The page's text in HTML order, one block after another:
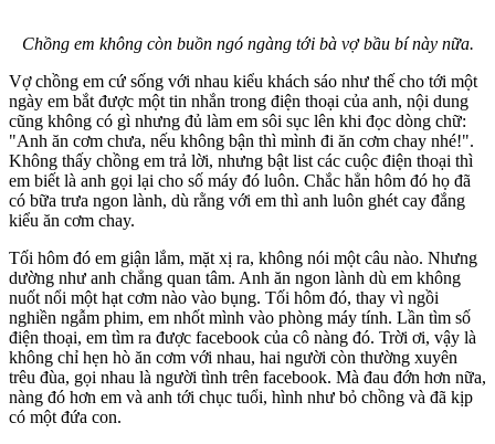
Chồng em không còn buồn ngó ngàng tới bà vợ bầu bí này nữa.
Vợ chồng em cứ sống với nhau kiểu khách sáo như thế cho tới một
ngày em bắt được một tin nhắn trong điện thoại của anh, nội dung
cũng không có gì nhưng đủ làm em sôi sục lên khi đọc dòng chữ:
"Anh ăn cơm chưa, nếu không bận thì mình đi ăn cơm chay nhé!".
Không thấy chồng em trả lời, nhưng bật list các cuộc điện thoại thì
em biết là anh gọi lại cho số máy đó luôn. Chắc hẳn hôm đó họ đã
có bữa trưa ngon lành, dù rằng với em thì anh luôn ghét cay đắng
kiểu ăn cơm chay.
Tối hôm đó em giận lắm, mặt xị ra, không nói một câu nào. Nhưng
dường như anh chẳng quan tâm. Anh ăn ngon lành dù em không
nuốt nổi một hạt cơm nào vào bụng. Tối hôm đó, thay vì ngồi
nghiền ngẫm phim, em nhốt mình vào phòng máy tính. Lần tìm số
điện thoại, em tìm ra được facebook của cô nàng đó. Trời ơi, vậy là
không chỉ hẹn hò ăn cơm với nhau, hai người còn thường xuyên
trêu đùa, gọi nhau là ngư‌ời tìn‌h trên facebook. Mà đau đớn hơn nữa,
nàng đó hơn em và anh tới chục tuổi, hình như bỏ chồng và đã kịp
có một đứa con.